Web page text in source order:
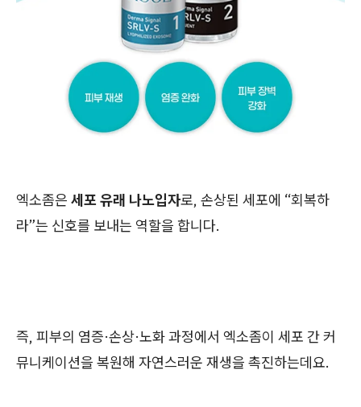
엑소좀은 세포 유래 나노입자로, 손상된 세포에 “회복하
라”는 신호를 보내는 역할을 합니다.
즉, 피부의 염증·손상·노화 과정에서 엑소좀이 세포 간 커
뮤니케이션을 복원해 자연스러운 재생을 촉진하는데요.